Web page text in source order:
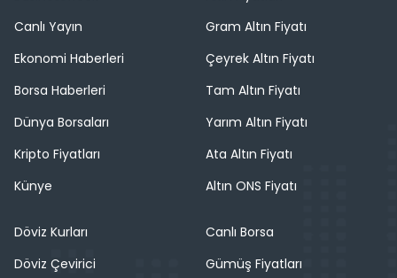
Canlı Yayın
Ekonomi Haberleri
Borsa Haberleri
Dünya Borsaları
Kripto Fiyatları
Künye
Gram Altın Fiyatı
Çeyrek Altın Fiyatı
Tam Altın Fiyatı
Yarım Altın Fiyatı
Ata Altın Fiyatı
Altın ONS Fiyatı
Döviz Kurları
Döviz Çevirici
Canlı Borsa
Gümüş Fiyatları